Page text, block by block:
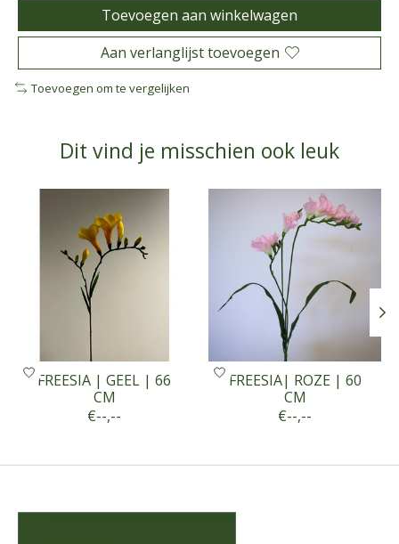
Toevoegen aan winkelwagen
Aan verlanglijst toevoegen
Toevoegen om te vergelijken
Dit vind je misschien ook leuk
FREESIA | GEEL | 66
CM
€--,--
FREESIA| ROZE | 60
CM
€--,--